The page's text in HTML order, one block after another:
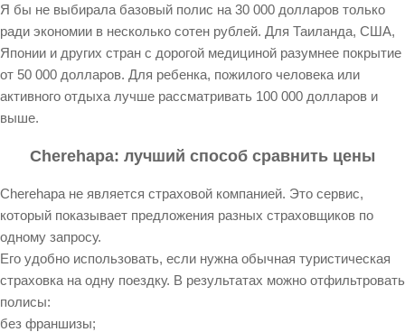
Я бы не выбирала базовый полис на 30 000 долларов только
ради экономии в несколько сотен рублей. Для Таиланда, США,
Японии и других стран с дорогой медициной разумнее покрытие
от 50 000 долларов. Для ребенка, пожилого человека или
активного отдыха лучше рассматривать 100 000 долларов и
выше.
Cherehapa: лучший способ сравнить цены
Cherehapa не является страховой компанией. Это сервис,
который показывает предложения разных страховщиков по
одному запросу.
Его удобно использовать, если нужна обычная туристическая
страховка на одну поездку. В результатах можно отфильтровать
полисы:
без франшизы;